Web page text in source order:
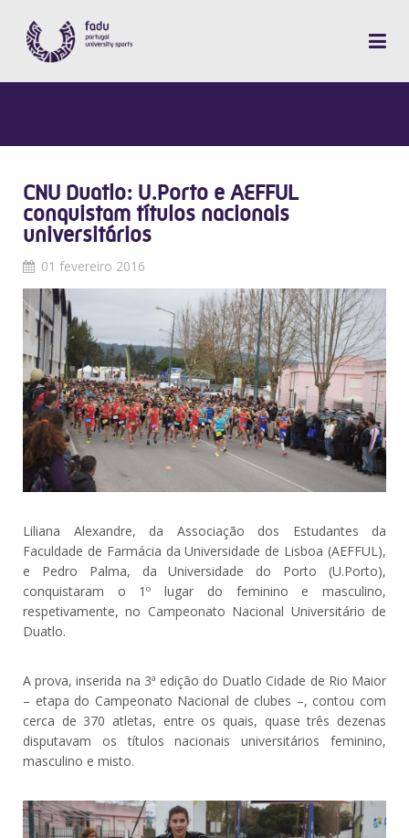
CNU Duatlo: U.Porto e AEFFUL
conquistam títulos nacionais
universitários
01 fevereiro 2016
Liliana Alexandre, da Associação dos Estudantes da
Faculdade de Farmácia da Universidade de Lisboa (AEFFUL),
e Pedro Palma, da Universidade do Porto (U.Porto),
conquistaram o 1º lugar do feminino e masculino,
respetivamente, no Campeonato Nacional Universitário de
Duatlo.
A prova, inserida na 3ª edição do Duatlo Cidade de Rio Maior
– etapa do Campeonato Nacional de clubes –, contou com
cerca de 370 atletas, entre os quais, quase três dezenas
disputavam os títulos nacionais universitários feminino,
masculino e misto.